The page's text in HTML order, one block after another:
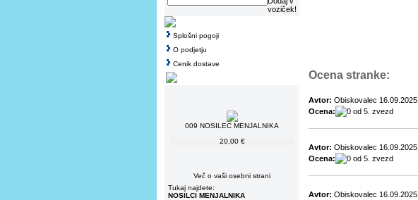
Splošni pogoji
O podjetju
Cenik dostave
009 NOSILEC MENJALNIKA
20,00 €
Več o vaši osebni strani
Tukaj najdete:
NOSILCI MENJALNIKA
Ocena stranke:
Avtor: Obiskovalec 16.09.2025
Ocena:
Avtor: Obiskovalec 16.09.2025
Ocena:
Avtor: Obiskovalec 16.09.2025